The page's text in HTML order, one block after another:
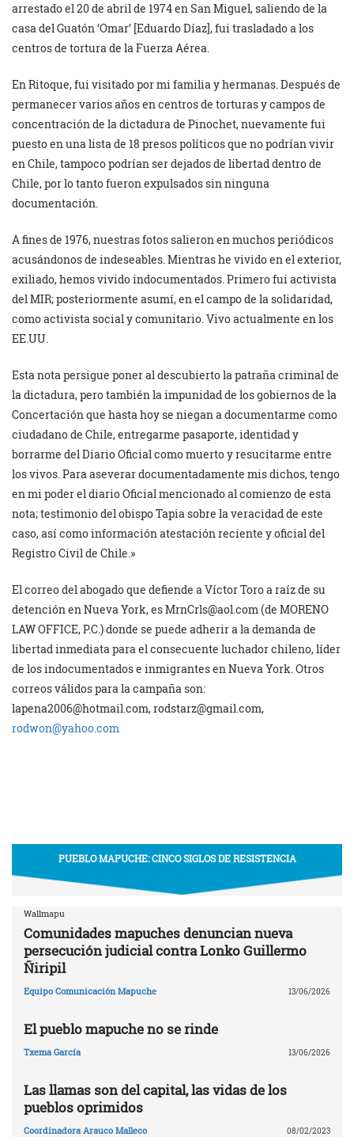
arrestado el 20 de abril de 1974 en San Miguel, saliendo de la
casa del Guatón ‘Omar’ [Eduardo Díaz], fui trasladado a los
centros de tortura de la Fuerza Aérea.
En Ritoque, fui visitado por mi familia y hermanas. Después de
permanecer varios años en centros de torturas y campos de
concentración de la dictadura de Pinochet, nuevamente fui
puesto en una lista de 18 presos políticos que no podrían vivir
en Chile, tampoco podrían ser dejados de libertad dentro de
Chile, por lo tanto fueron expulsados sin ninguna
documentación.
A fines de 1976, nuestras fotos salieron en muchos periódicos
acusándonos de indeseables. Mientras he vivido en el exterior,
exiliado, hemos vivido indocumentados. Primero fui activista
del MIR; posteriormente asumí, en el campo de la solidaridad,
como activista social y comunitario. Vivo actualmente en los
EE.UU.
Esta nota persigue poner al descubierto la patraña criminal de
la dictadura, pero también la impunidad de los gobiernos de la
Concertación que hasta hoy se niegan a documentarme como
ciudadano de Chile, entregarme pasaporte, identidad y
borrarme del Diario Oficial como muerto y resucitarme entre
los vivos. Para aseverar documentadamente mis dichos, tengo
en mi poder el diario Oficial mencionado al comienzo de esta
nota; testimonio del obispo Tapia sobre la veracidad de este
caso, así como información atestación reciente y oficial del
Registro Civil de Chile.»
El correo del abogado que defiende a Víctor Toro a raíz de su
detención en Nueva York, esMrnCrls@aol.com(de MORENO
LAW OFFICE, P.C.) donde se puede adherir a la demanda de
libertad inmediata para el consecuente luchador chileno, líder
de los indocumentados e inmigrantes en Nueva York. Otros
correos válidos para la campaña son:
lapena2006@hotmail.com,rodstarz@gmail.com,
rodwon@yahoo.com
PUEBLO MAPUCHE: CINCO SIGLOS DE RESISTENCIA
Wallmapu
Comunidades mapuches denuncian nueva
persecución judicial contra Lonko Guillermo
Ñiripil
Equipo Comunicación Mapuche 13/06/2026
El pueblo mapuche no se rinde
Txema García 13/06/2026
Las llamas son del capital, las vidas de los
pueblos oprimidos
Coordinadora Arauco Malleco 08/02/2023